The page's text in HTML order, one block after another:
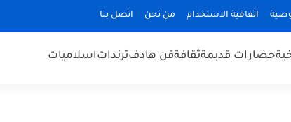
اتفاقية الاستخدام من نحن اتصل بنا
حضارات قديمةثقافةفن هادفترنداتاسلاميات